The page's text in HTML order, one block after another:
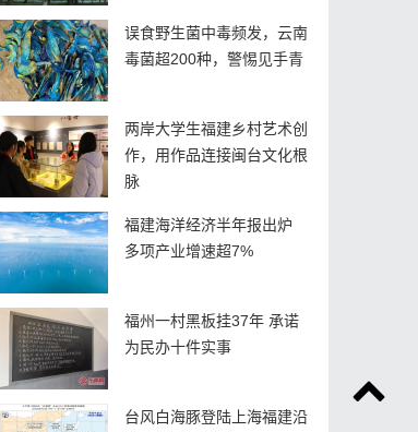
误食野生菌中毒频发，云南
毒菌超200种，警惕见手青
两岸大学生福建乡村艺术创
作，用作品连接闽台文化根
脉
福建海洋经济半年报出炉
多项产业增速超7%
福州一村黑板挂37年 承诺
为民办十件实事
台风白海豚登陆上海福建沿